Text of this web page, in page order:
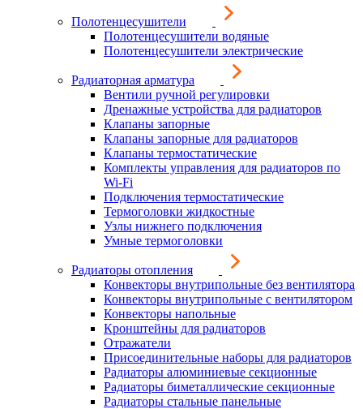
Полотенцесушители
Полотенцесушители водяные
Полотенцесушители электрические
Радиаторная арматура
Вентили ручной регулировки
Дренажные устройства для радиаторов
Клапаны запорные
Клапаны запорные для радиаторов
Клапаны термостатические
Комплекты управления для радиаторов по
Wi-Fi
Подключения термостатические
Термоголовки жидкостные
Узлы нижнего подключения
Умные термоголовки
Радиаторы отопления
Конвекторы внутрипольные без вентилятора
Конвекторы внутрипольные с вентилятором
Конвекторы напольные
Кронштейны для радиаторов
Отражатели
Присоединительные наборы для радиаторов
Радиаторы алюминиевые секционные
Радиаторы биметаллические секционные
Радиаторы стальные панельные